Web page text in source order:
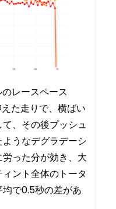
レースペース
た走りで、横ばい
、その後プッシュ
うなデグラデーシ
った分が効き、大
ント全体のトータ
で0.5秒の差があ